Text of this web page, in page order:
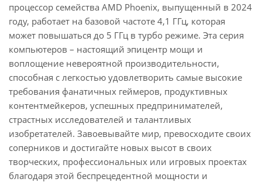
процессор семейства AMD Phoenix, выпущенный в 2024
году, работает на базовой частоте 4,1 ГГц, которая
может повышаться до 5 ГГц в турбо режиме. Эта серия
компьютеров – настоящий эпицентр мощи и
воплощение невероятной производительности,
способная с легкостью удовлетворить самые высокие
требования фанатичных геймеров, продуктивных
контентмейкеров, успешных предпринимателей,
страстных исследователей и талантливых
изобретателей. Завоевывайте мир, превосходите своих
соперников и достигайте новых высот в своих
творческих, профессиональных или игровых проектах
благодаря этой беспрецедентной мощности и